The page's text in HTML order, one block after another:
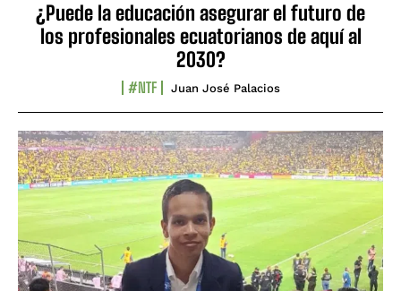
¿Puede la educación asegurar el futuro de
los profesionales ecuatorianos de aquí al
2030?
#NTF Juan José Palacios